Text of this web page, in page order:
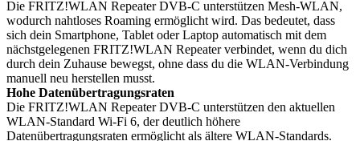
Die FRITZ!WLAN Repeater DVB-C unterstützen Mesh-WLAN,
wodurch nahtloses Roaming ermöglicht wird. Das bedeutet, dass
sich dein Smartphone, Tablet oder Laptop automatisch mit dem
nächstgelegenen FRITZ!WLAN Repeater verbindet, wenn du dich
durch dein Zuhause bewegst, ohne dass du die WLAN-Verbindung
manuell neu herstellen musst.
Hohe Datenübertragungsraten
Die FRITZ!WLAN Repeater DVB-C unterstützen den aktuellen
WLAN-Standard Wi-Fi 6, der deutlich höhere
Datenübertragungsraten ermöglicht als ältere WLAN-Standards.